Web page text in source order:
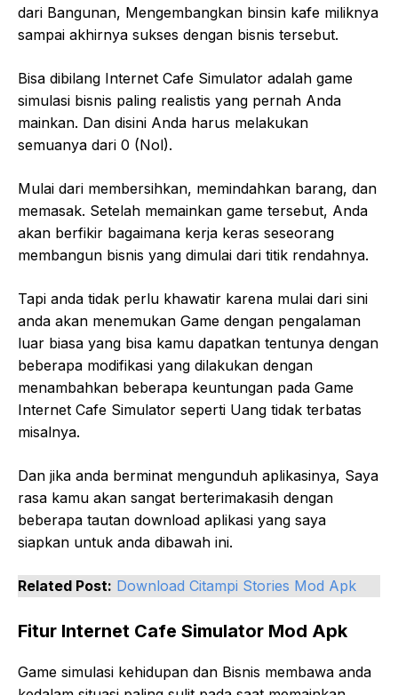
dari Bangunan, Mengembangkan binsin kafe miliknya
sampai akhirnya sukses dengan bisnis tersebut.
Bisa dibilang Internet Cafe Simulator adalah game
simulasi bisnis paling realistis yang pernah Anda
mainkan. Dan disini Anda harus melakukan
semuanya dari 0 (Nol).
Mulai dari membersihkan, memindahkan barang, dan
memasak. Setelah memainkan game tersebut, Anda
akan berfikir bagaimana kerja keras seseorang
membangun bisnis yang dimulai dari titik rendahnya.
Tapi anda tidak perlu khawatir karena mulai dari sini
anda akan menemukan Game dengan pengalaman
luar biasa yang bisa kamu dapatkan tentunya dengan
beberapa modifikasi yang dilakukan dengan
menambahkan beberapa keuntungan pada Game
Internet Cafe Simulator seperti Uang tidak terbatas
misalnya.
Dan jika anda berminat mengunduh aplikasinya, Saya
rasa kamu akan sangat berterimakasih dengan
beberapa tautan download aplikasi yang saya
siapkan untuk anda dibawah ini.
Related Post: Download Citampi Stories Mod Apk
Fitur Internet Cafe Simulator Mod Apk
Game simulasi kehidupan dan Bisnis membawa anda